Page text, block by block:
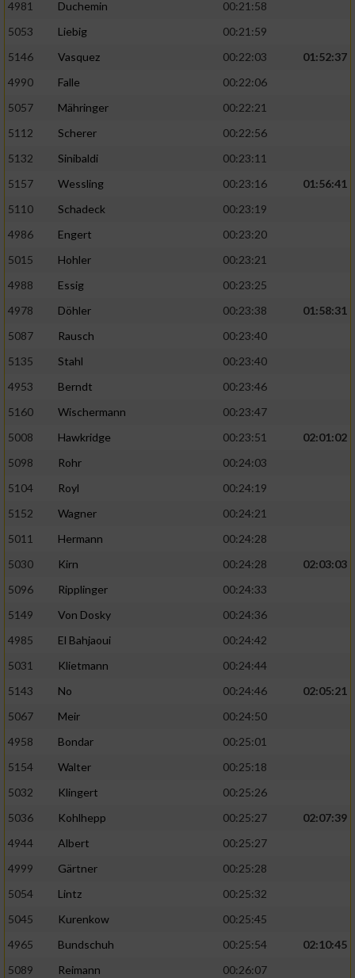
4981
Duchemin
00:21:58
5053
Liebig
00:21:59
5146
Vasquez 00:22:03
01:52:37
4990
Falle
00:22:06
5057
Mähringer
00:22:21
5112
Scherer
00:22:56
5132
Sinibaldi
00:23:11
5157
Wessling 00:23:16
01:56:41
5110
Schadeck
00:23:19
4986
Engert
00:23:20
5015
Hohler
00:23:21
4988
Essig
00:23:25
4978
Döhler 00:23:38
01:58:31
5087
Rausch
00:23:40
5135
Stahl
00:23:40
4953
Berndt
00:23:46
5160
Wischermann
00:23:47
5008
Hawkridge 00:23:51
02:01:02
5098
Rohr
00:24:03
5104
Royl
00:24:19
5152
Wagner
00:24:21
5011
Hermann
00:24:28
5030
Kirn 00:24:28
02:03:03
5096
Ripplinger
00:24:33
5149
Von Dosky
00:24:36
4985
El Bahjaoui
00:24:42
5031
Klietmann
00:24:44
5143
No 00:24:46
02:05:21
5067
Meir
00:24:50
4958
Bondar
00:25:01
5154
Walter
00:25:18
5032
Klingert
00:25:26
5036
Kohlhepp 00:25:27
02:07:39
4944
Albert
00:25:27
4999
Gärtner
00:25:28
5054
Lintz
00:25:32
5045
Kurenkow
00:25:45
4965
Bundschuh 00:25:54
02:10:45
5089
Reimann
00:26:07